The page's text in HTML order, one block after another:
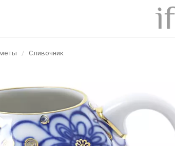
/ Сливочник